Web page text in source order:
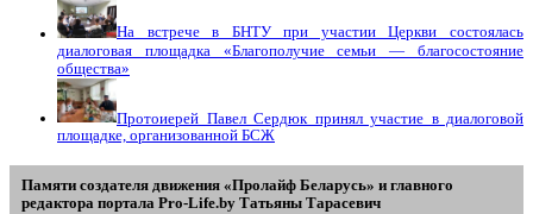
На встрече в БНТУ при участии Церкви состоялась
диалоговая площадка «Благополучие семьи — благосостояние
общества»
Протоиерей Павел Сердюк принял участие в диалоговой
площадке, организованной БСЖ
Памяти создателя движения «Пролайф Беларусь» и главного
редактора портала Pro-Life.by Tатьяны Tарасевич